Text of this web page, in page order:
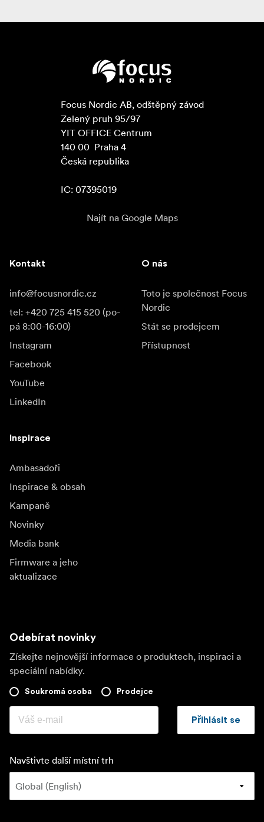
Focus Nordic AB, odštěpný závod
Zelený pruh 95/97
YIT OFFICE Centrum
140 00  Praha 4
Česká republika
IC: 07395019
Najít na Google Maps
Kontakt
info@focusnordic.cz
tel: +420 725 415 520 (po-
pá 8:00-16:00)
Instagram
Facebook
YouTube
LinkedIn
O nás
Toto je společnost Focus
Nordic
Stát se prodejcem
Přístupnost
Inspirace
Ambasadoři
Inspirace & obsah
Kampaně
Novinky
Media bank
Firmware a jeho
aktualizace
Odebírat novinky
Získejte nejnovější informace o produktech, inspiraci a
speciální nabídky.
Soukromá osoba Prodejce
Přihlásit se
Navštivte další místní trh